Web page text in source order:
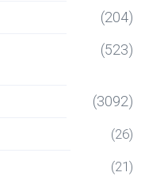
(204)
(523)
(3092)
(26)
(21)